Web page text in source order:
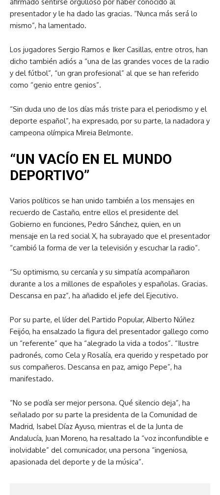
afirmado sentirse orgulloso por haber conocido al
presentador y le ha dado las gracias. “Nunca más será lo
mismo”, ha lamentado.
Los jugadores Sergio Ramos e Iker Casillas, entre otros, han
dicho también adiós a “una de las grandes voces de la radio
y del fútbol”, “un gran profesional” al que se han referido
como “genio entre genios”.
“Sin duda uno de los días más triste para el periodismo y el
deporte español”, ha expresado, por su parte, la nadadora y
campeona olímpica Mireia Belmonte.
“UN VACÍO EN EL MUNDO
DEPORTIVO”
Varios políticos se han unido también a los mensajes en
recuerdo de Castaño, entre ellos el presidente del
Gobierno en funciones, Pedro Sánchez, quien, en un
mensaje en la red social X, ha subrayado que el presentador
“cambió la forma de ver la televisión y escuchar la radio”.
“Su optimismo, su cercanía y su simpatía acompañaron
durante a los a millones de españoles y españolas. Gracias.
Descansa en paz”, ha añadido el jefe del Ejecutivo.
Por su parte, el líder del Partido Popular, Alberto Núñez
Feijóo, ha ensalzado la figura del presentador gallego como
un “referente” que ha “alegrado la vida a todos”. “Ilustre
padronés, como Cela y Rosalía, era querido y respetado por
sus compañeros. Descansa en paz, amigo Pepe”, ha
manifestado.
“No se podía ser mejor persona. Qué silencio deja”, ha
señalado por su parte la presidenta de la Comunidad de
Madrid, Isabel Díaz Ayuso, mientras el de la Junta de
Andalucía, Juan Moreno, ha resaltado la “voz inconfundible e
inolvidable” del comunicador, una persona “ingeniosa,
apasionada del deporte y de la música”.